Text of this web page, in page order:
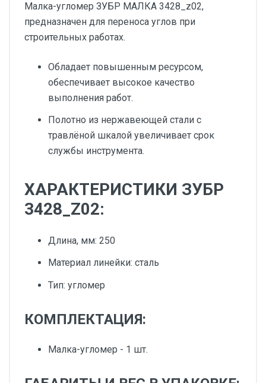
Малка-угломер ЗУБР МАЛКА 3428_z02,
предназначен для переноса углов при
строительных работах.
Обладает повышенным ресурсом,
обеспечивает высокое качество
выполнения работ.
Полотно из нержавеющей стали с
травлёной шкалой увеличивает срок
службы инструмента.
ХАРАКТЕРИСТИКИ ЗУБР
3428_Z02:
Длина, мм: 250
Материал линейки: сталь
Тип: угломер
КОМПЛЕКТАЦИЯ:
Малка-угломер - 1 шт.